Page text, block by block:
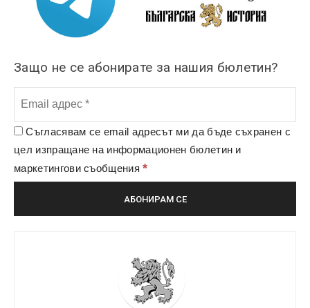
Защо не се абонирате за нашия бюлетин?
Съгласявам се email адресът ми да бъде съхранен с
цел изпращане на информационен бюлетин и
маркетингови съобщения*